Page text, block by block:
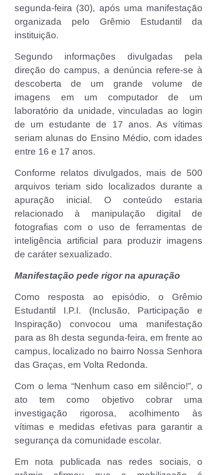
segunda-feira (30), após uma manifestação
organizada pelo Grêmio Estudantil da
instituição.
Segundo informações divulgadas pela
direção do campus, a denúncia refere-se à
descoberta de um grande volume de
imagens em um computador de um
laboratório da unidade, vinculadas ao login
de um estudante de 17 anos. As vítimas
seriam alunas do Ensino Médio, com idades
entre 16 e 17 anos.
Conforme relatos divulgados, mais de 500
arquivos teriam sido localizados durante a
apuração inicial. O conteúdo estaria
relacionado à manipulação digital de
fotografias com o uso de ferramentas de
inteligência artificial para produzir imagens
de caráter sexualizado.
Manifestação pede rigor na apuração
Como resposta ao episódio, o Grêmio
Estudantil I.P.I. (Inclusão, Participação e
Inspiração) convocou uma manifestação
para as 8h desta segunda-feira, em frente ao
campus, localizado no bairro Nossa Senhora
das Graças, em Volta Redonda.
Com o lema “Nenhum caso em silêncio!”, o
ato tem como objetivo cobrar uma
investigação rigorosa, acolhimento às
vítimas e medidas efetivas para garantir a
segurança da comunidade escolar.
Em nota publicada nas redes sociais, o